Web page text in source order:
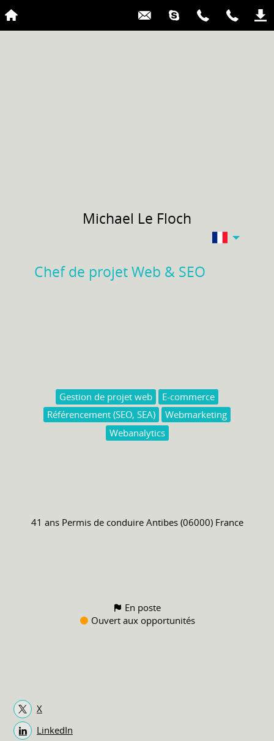
Michael Le Floch
Chef de projet Web & SEO
Gestion de projet web
E-commerce
Référencement (SEO, SEA)
Webmarketing
Webanalytics
41 ans Permis de conduire Antibes (06000) France
En poste
Ouvert aux opportunités
X
LinkedIn